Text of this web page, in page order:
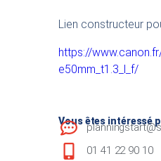
Lien constructeur
https://
e50mm_t1.3_l_f/
Vous êtes intéressé
01 41 22 90 10